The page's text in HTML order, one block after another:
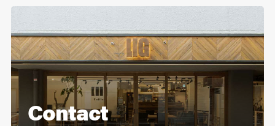
Contact